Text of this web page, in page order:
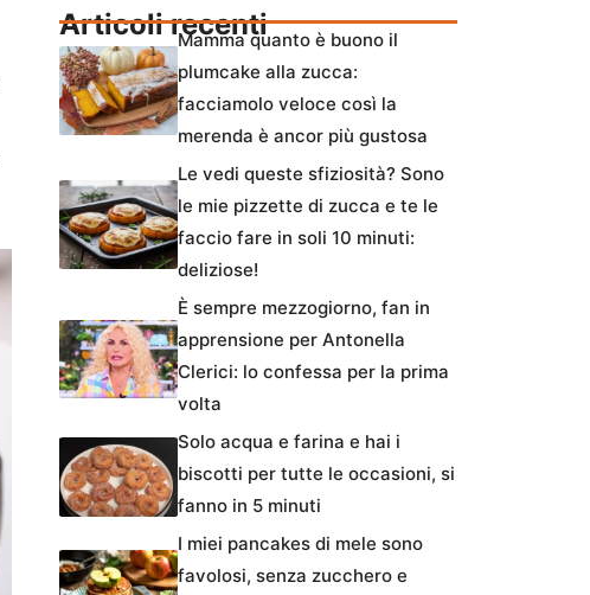
Articoli recentiMamma quanto è buono il
plumcake alla zucca:
facciamolo veloce così la
merenda è ancor più gustosa
Le vedi queste sfiziosità? Sono
le mie pizzette di zucca e te le
faccio fare in soli 10 minuti:
deliziose!
È sempre mezzogiorno, fan in
apprensione per Antonella
Clerici: lo confessa per la prima
volta
Solo acqua e farina e hai i
biscotti per tutte le occasioni, si
fanno in 5 minuti
I miei pancakes di mele sono
favolosi, senza zucchero e